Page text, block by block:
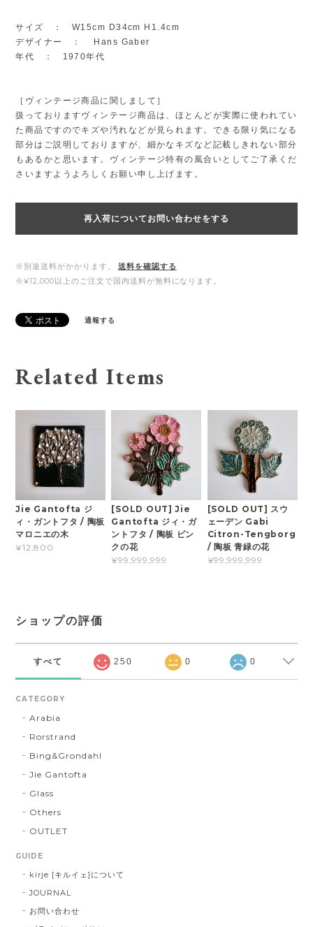
サイズ ： W15cm D34cm H1.4cm
デザイナー ： Hans Gaber
年代 ： 1970年代
［ヴィンテージ商品に関しまして］
扱っておりますヴィンテージ商品は、ほとんどが実際に使われてい
た商品ですのでキズや汚れなどが見られます。できる限り気になる
部分はご説明しておりますが、細かなキズなど記載しきれない部分
もあるかと思います。ヴィンテージ特有の風合いとしてご了承くだ
さいますようよろしくお願い申し上げます。
再入荷についてお問い合わせをする
※別途送料がかかります。
送料を確認する
※¥12,000以上のご注文で国内送料が無料になります。
通報する
Related Items
Jie Gantofta ジ
ィ・ガントフタ / 陶板
マロニエの木
¥12,800
[SOLD OUT] Jie
Gantofta ジィ・ガ
ントフタ / 陶板 ピン
クの花
¥99,999,999
[SOLD OUT] スウ
ェーデン Gabi
Citron-Tengborg
/ 陶板 青緑の花
¥99,999,999
ショップの評価
すべて 250 0 0
CATEGORY
Arabia
Rorstrand
Bing&Grondahl
Jie Gantofta
Glass
Others
OUTLET
GUIDE
kirje [キルイェ]について
JOURNAL
お問い合わせ